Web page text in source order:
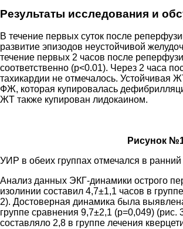
Результаты исследования и
В течение первых суток после
развитие эпизодов неустойчивой
течение первых 2 часов после
соответственно (p<0.01). Через 2 часа
тахикардии не отмечалось. Устойчивая
ФЖ, которая купировалась
ЖТ также купирован лидокаином.
Рисунок
УИР в обеих группах отмечался в
Анализ данных ЭКГ-динамики острого
изолинии составил 4,7±1,1 часов в
2). Достоверная динамика была
группе сравнения 9,7±2,1 (p=0,049)
составляло 2,8 в группе лечения